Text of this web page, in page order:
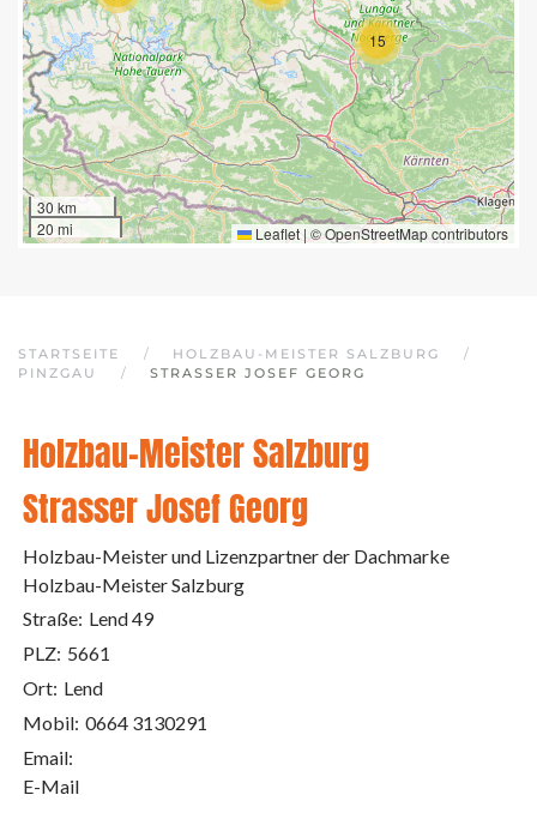
15
30 km
20 mi
Leaflet | ©OpenStreetMapcontributors
STARTSEITE
HOLZBAU-MEISTER SALZBURG
PINZGAU
STRASSER JOSEF GEORG
Holzbau-Meister Salzburg
Strasser Josef Georg
Holzbau-Meister und Lizenzpartner der Dachmarke
Holzbau-Meister Salzburg
Straße: Lend 49
PLZ: 5661
Ort: Lend
Mobil: 0664 3130291
Email:
E-Mail